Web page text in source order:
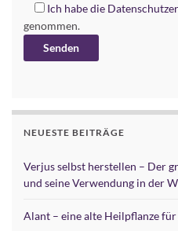
Ich habe die
genommen.
NEUESTE BEITRÄGE
Verjus selbst herstellen – Der
und seine Verwendung in der
Alant – eine alte Heilpflanze